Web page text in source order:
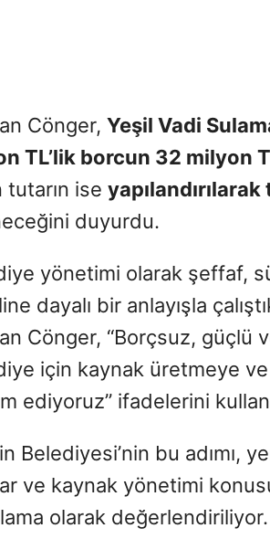
Cönger, Yeşil Vadi
TL’lik borcun 32 milyon
tutarın ise
duyurdu.
yönetimi olarak şeffaf,
dayalı bir anlayışla
Cönger, “Borçsuz, güçlü
için kaynak üretmeye ve
ediyoruz” ifadelerini
Belediyesi’nin bu adımı,
ve kaynak yönetimi
olarak değerlendiriliyor.